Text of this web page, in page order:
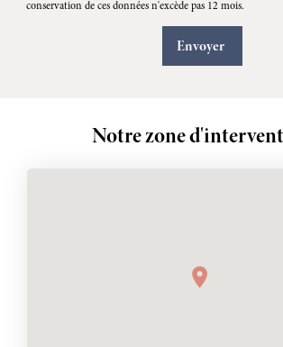
conservation de ces données n'excède pas 12 mois.
Notre zone